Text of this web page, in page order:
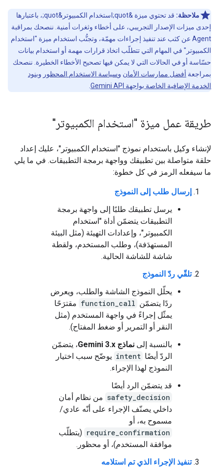
ملاحظة:
قد تحتوي ميزة &quot;استخدام الكمبيوتر&quot;، باعتبارها
إحدى ميزات الإصدار التجريبي، على أخطاء وثغرات أمنية. ننصحك بمراقبة
Agent عن كثب عند تنفيذ إجراءات مهمّة، وتجنُّب استخدام ميزة "استخدام
الكمبيوتر" في المهام التي تتطلّب اتخاذ قرارات مهمة أو استخدام بيانات
حسّاسة أو في الحالات التي لا يمكن فيها تصحيح الأخطاء الخطيرة. ننصحك
بمراجعة أفضل ممارسات الأمان وسياسة الاستخدام المحظور وبنود
الخدمة الإضافية الخاصة بواجهة Gemini API
طريقة عمل ميزة "استخدام الكمبيوتر"
لإنشاء وكيل باستخدام نموذج "استخدام الكمبيوتر"، عليك إعداد
حلقة متواصلة بين تطبيقك وواجهة برمجة التطبيقات. في ما يلي
ما سيفعله الرمز في كل خطوة:
إرسال طلب إلى النموذج
يرسل تطبيقك طلبًا إلى واجهة برمجة
التطبيقات يتضمّن أداة "استخدام
الكمبيوتر"، وإعدادات التهيئة (مثل البيئة
المستهدَفة)، وطلب المستخدم، ولقطة
شاشة للشاشة الحالية.
تلقّي ردّ النموذج
يحلّل النموذج الشاشة والطلب، ويعرض
ردًا يتضمّن function_call مقترَحًا
يمثّل إجراءً في واجهة المستخدم (مثل
النقر أو التمرير أو ضغط المفتاح).
بالنسبة إلى نماذج Gemini 3.x
، يتضمّن
الردّ أيضًا intent يوضّح سبب اختيار
النموذج لهذا الإجراء.
قد يتضمّن الرد أيضًا
safety_decision من نظام أمان
داخلي يصنّف الإجراء على أنّه عادي/
مسموح به، أو
require_confirmation (يتطلّب
موافقة المستخدم)، أو محظور.
تنفيذ الإجراء الذي تم استلامه